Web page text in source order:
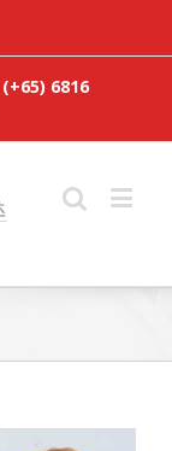
(+65) 6816